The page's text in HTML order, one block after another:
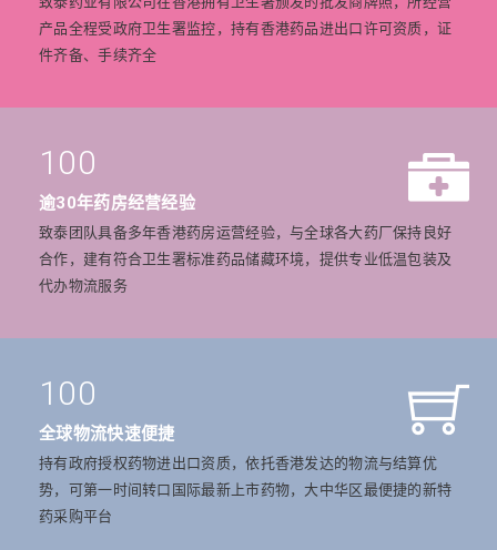
产品全程受政府卫生署监控，持有香港药品进出口许可资质，证
件齐备、手续齐全
100
逾30年药房经营经验
致泰团队具备多年香港药房运营经验，与全球各大药厂保持良好
合作，建有符合卫生署标准药品储藏环境，提供专业低温包装及
代办物流服务
100
全球物流快速便捷
持有政府授权药物进出口资质，依托香港发达的物流与结算优
势，可第一时间转口国际最新上市药物，大中华区最便捷的新特
药采购平台